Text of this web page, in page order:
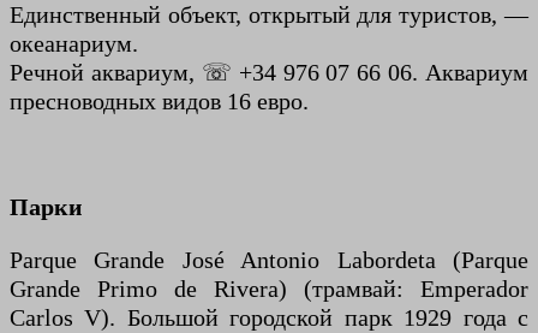
Единственный объект, открытый для туристов, —
океанариум.
Речной аквариум, ☏ +34 976 07 66 06. Аквариум
пресноводных видов 16 евро.
Парки
Parque Grande José Antonio Labordeta (Parque
Grande Primo de Rivera) (трамвай: Emperador
Carlos V). Большой городской парк 1929 года с